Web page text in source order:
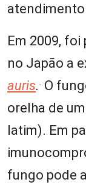
Em 2009,
no Japão a
auris. . O
orelha de
latim). Em
fungo pode